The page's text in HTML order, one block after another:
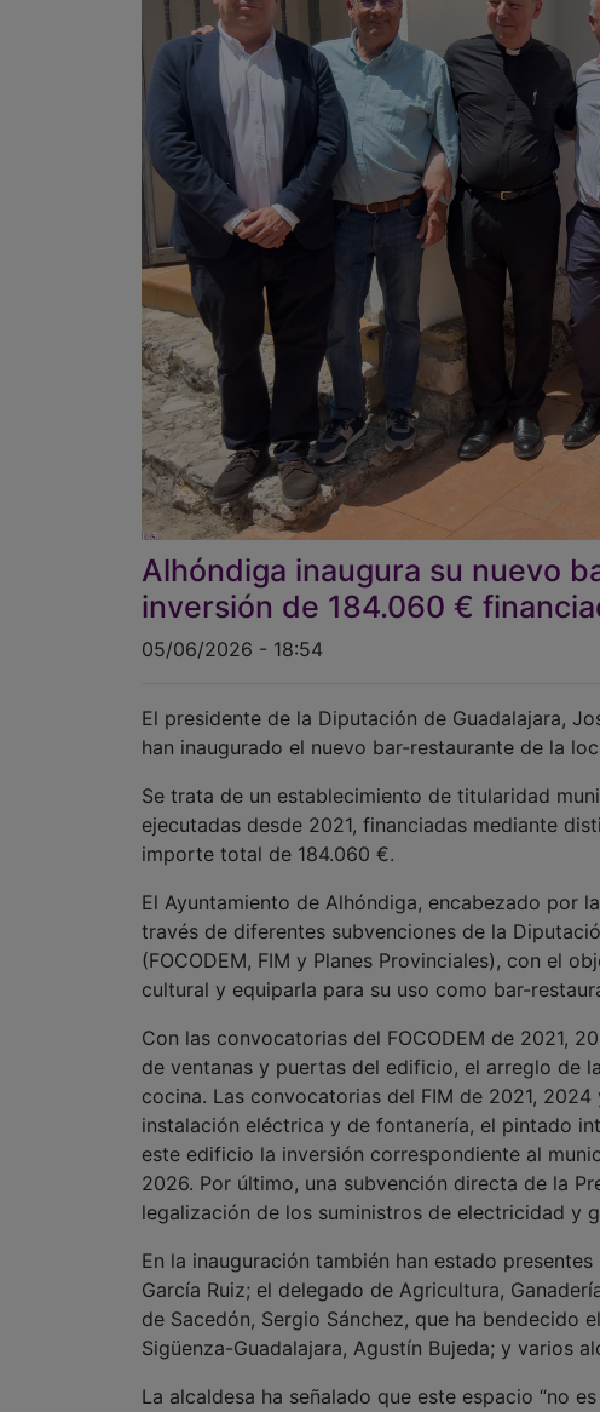
Alhóndiga inaugura su nuevo
inversión de 184.060 €
05/06/2026 - 18:54
El presidente de la Diputación de Guadalajara,
han inaugurado el nuevo bar-restaurante de la
Se trata de un establecimiento de titularidad
ejecutadas desde 2021, financiadas mediante
importe total de 184.060 €.
El Ayuntamiento de Alhóndiga, encabezado por
través de diferentes subvenciones de la
(FOCODEM, FIM y Planes Provinciales), con el
cultural y equiparla para su uso como bar-
Con las convocatorias del FOCODEM de 2021,
de ventanas y puertas del edificio, el arreglo de
cocina. Las convocatorias del FIM de 2021,
instalación eléctrica y de fontanería, el pintado
este edificio la inversión correspondiente al
2026. Por último, una subvención directa de la
legalización de los suministros de electricidad y
En la inauguración también han estado
García Ruiz; el delegado de Agricultura,
de Sacedón, Sergio Sánchez, que ha bendecido
Sigüenza-Guadalajara, Agustín Bujeda; y varios
La alcaldesa ha señalado que este espacio “no